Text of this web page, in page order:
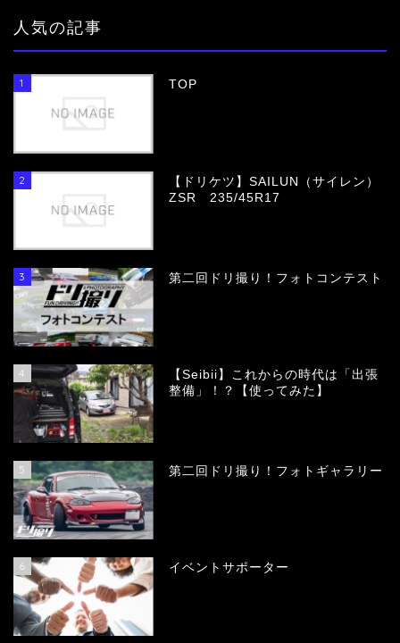
人気の記事
1 TOP
2
【ドリケツ】SAILUN（サイレン）
ZSR 235/45R17
3 第二回ドリ撮り！フォトコンテスト
4
【Seibii】これからの時代は「出張
整備」！？【使ってみた】
5 第二回ドリ撮り！フォトギャラリー
6 イベントサポーター